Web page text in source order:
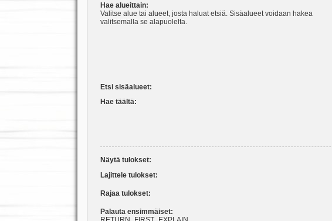
Hae alueittain:
Valitse alue tai alueet, josta haluat etsiä. Sisäalueet voidaan hakea
valitsemalla se alapuolelta.
Etsi sisäalueet:
Hae täältä:
Näytä tulokset:
Lajittele tulokset:
Rajaa tulokset:
Palauta ensimmäiset: